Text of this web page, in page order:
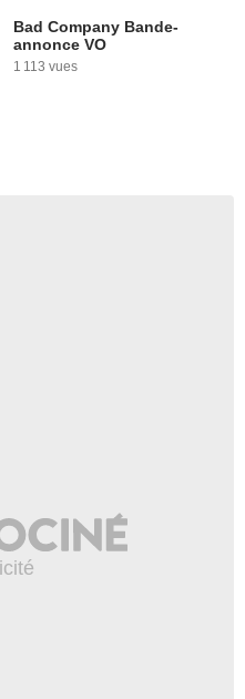
Bad Company Bande-
annonce VO
1 113 vues